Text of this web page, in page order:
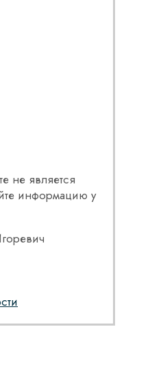
не является
информацию у